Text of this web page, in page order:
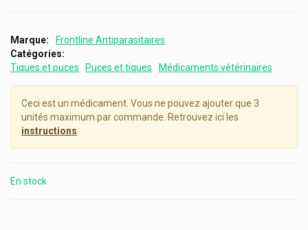
Marque
Frontline Antiparasitaires
Catégories
Tiques et puces
Puces et tiques Médicaments vétérinaires
Ceci est un médicament. Vous ne pouvez ajouter que 3
unités maximum par commande. Retrouvez ici les
instructions
En stock